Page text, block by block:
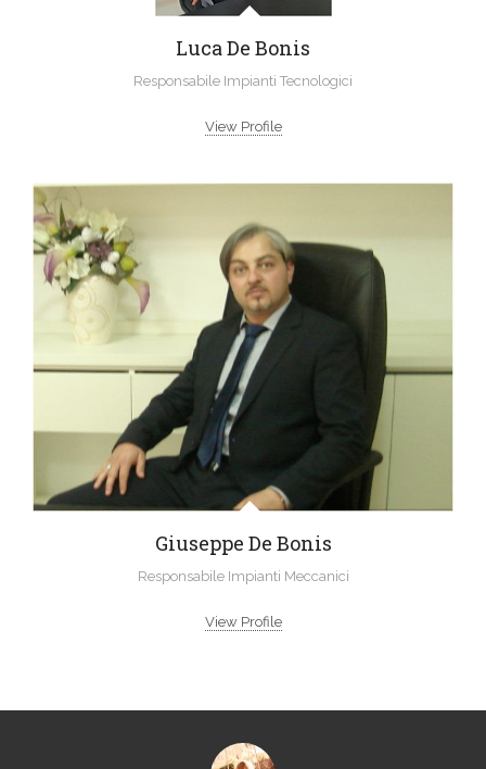
Luca De Bonis
Responsabile Impianti Tecnologici
View Profile
Giuseppe De Bonis
Responsabile Impianti Meccanici
View Profile